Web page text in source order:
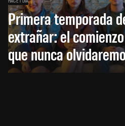
Primera temporada
extrañar: el
que nunca